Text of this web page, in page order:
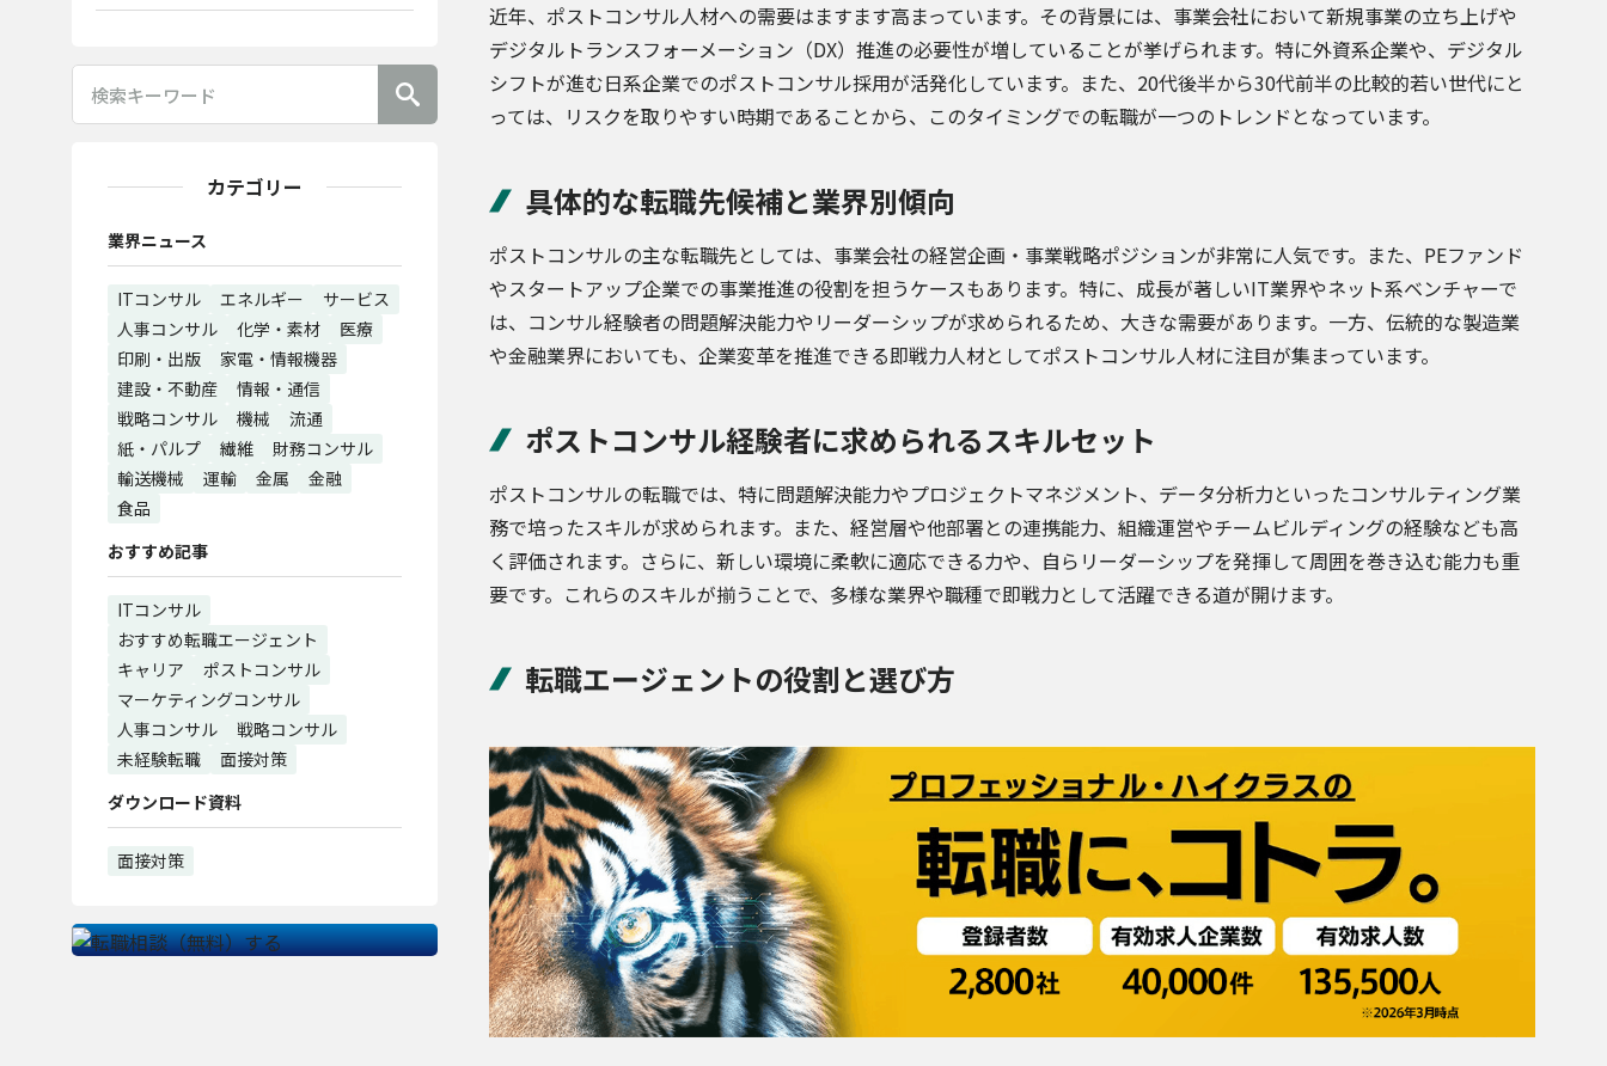
カテゴリー
業界ニュース
ITコンサル エネルギー
サービス
人事コンサル
化学・素材
医療
印刷・出版
家電・情報機器
建設・不動産
情報・通信
戦略コンサル
機械
流通
紙・パルプ
繊維
財務コンサル
輸送機械
運輸 金属
金融
食品
おすすめ記事
ITコンサル
おすすめ転職エージェント
キャリア
ポストコンサル
マーケティングコンサル
人事コンサル
戦略コンサル
未経験転職
面接対策
ダウンロード資料
面接対策
近年、ポストコンサル人材への需要はますます高まっています。その背景には、事業会社において新規事業の立ち上げや
デジタルトランスフォーメーション（DX）推進の必要性が増していることが挙げられます。特に外資系企業や、デジタル
シフトが進む日系企業でのポストコンサル採用が活発化しています。また、20代後半から30代前半の比較的若い世代にと
っては、リスクを取りやすい時期であることから、このタイミングでの転職が一つのトレンドとなっています。
具体的な転職先候補と業界別傾向
ポストコンサルの主な転職先としては、事業会社の経営企画・事業戦略ポジションが非常に人気です。また、PEファンド
やスタートアップ企業での事業推進の役割を担うケースもあります。特に、成長が著しいIT業界やネット系ベンチャーで
は、コンサル経験者の問題解決能力やリーダーシップが求められるため、大きな需要があります。一方、伝統的な製造業
や金融業界においても、企業変革を推進できる即戦力人材としてポストコンサル人材に注目が集まっています。
ポストコンサル経験者に求められるスキルセット
ポストコンサルの転職では、特に問題解決能力やプロジェクトマネジメント、データ分析力といったコンサルティング業
務で培ったスキルが求められます。また、経営層や他部署との連携能力、組織運営やチームビルディングの経験なども高
く評価されます。さらに、新しい環境に柔軟に適応できる力や、自らリーダーシップを発揮して周囲を巻き込む能力も重
要です。これらのスキルが揃うことで、多様な業界や職種で即戦力として活躍できる道が開けます。
転職エージェントの役割と選び方